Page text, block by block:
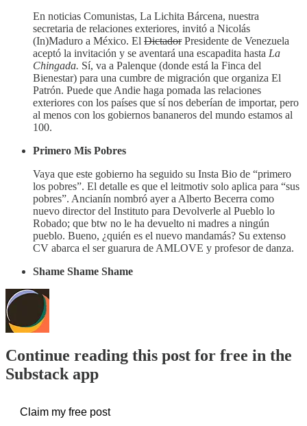
En noticias Comunistas, La Lichita Bárcena, nuestra
secretaria de relaciones exteriores, invitó a Nicolás
(In)Maduro a México. El DictadorPresidente de Venezuela
aceptó la invitación y se aventará una escapadita hasta La
Chingada. Sí, va a Palenque (donde está la Finca del
Bienestar) para una cumbre de migración que organiza El
Patrón. Puede que Andie haga pomada las relaciones
exteriores con los países que sí nos deberían de importar, pero
al menos con los gobiernos bananeros del mundo estamos al
100.
Primero Mis Pobres
Vaya que este gobierno ha seguido su Insta Bio de “primero
los pobres”. El detalle es que el leitmotiv solo aplica para “sus
pobres”. Ancianín nombró ayer a Alberto Becerra como
nuevo director del Instituto para Devolverle al Pueblo lo
Robado; que btw no le ha devuelto ni madres a ningún
pueblo. Bueno, ¿quién es el nuevo mandamás? Su extenso
CV abarca el ser guarura de AMLOVE y profesor de danza.
Shame Shame Shame
Continue reading this post for free in the
Substack app
Claim my free post